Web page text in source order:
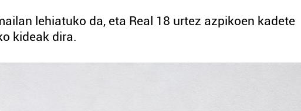
lehiatuko da, eta Real 18 urtez azpikoen kadete
kideak dira.